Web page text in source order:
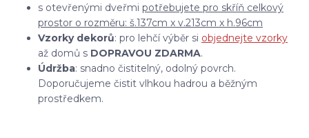
s otevřenými dveřmi potřebujete pro skříň celkový
prostor o rozměru: š.137cm x v.213cm x h.96cm
Vzorky dekorů: pro lehčí výběr si objednejte vzorky
až domů s DOPRAVOU ZDARMA.
Údržba: snadno čistitelný, odolný povrch.
Doporučujeme čistit vlhkou hadrou a běžným
prostředkem.